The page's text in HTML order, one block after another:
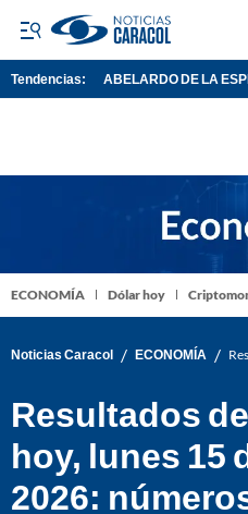
Tendencias: ABELARDO DE LA
ECONOMÍA Dólar hoy
Noticias Caracol / ECONOMÍA /
Resultados
hoy, lunes 15
2026: